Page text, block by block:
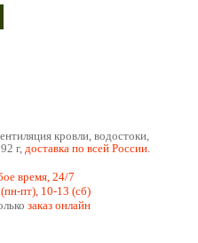
кровли, водостоки,
г, доставка по всей России.
время, 24/7
пт), 10-13 (сб)
заказ онлайн